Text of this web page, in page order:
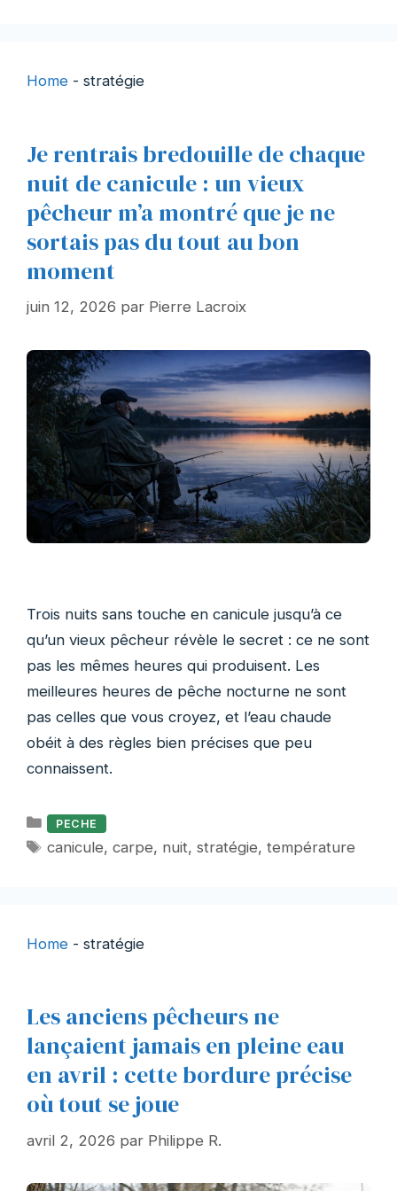
Home - stratégie
Je rentrais bredouille de chaque
nuit de canicule : un vieux
pêcheur m’a montré que je ne
sortais pas du tout au bon
moment
juin 12, 2026 par Pierre Lacroix
Trois nuits sans touche en canicule jusqu’à ce
qu’un vieux pêcheur révèle le secret : ce ne sont
pas les mêmes heures qui produisent. Les
meilleures heures de pêche nocturne ne sont
pas celles que vous croyez, et l’eau chaude
obéit à des règles bien précises que peu
connaissent.
Catégories
PECHE
Étiquettes
canicule,carpe, nuit,stratégie,température
Home - stratégie
Les anciens pêcheurs ne
lançaient jamais en pleine eau
en avril : cette bordure précise
où tout se joue
avril 2, 2026 par Philippe R.